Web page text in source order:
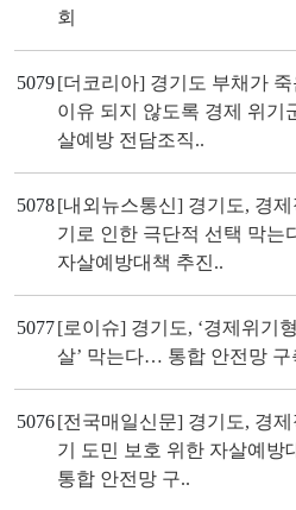
회
5079[더코리아] 경기도 부채가 죽
이유 되지 않도록 경제 위기
살예방 전담조직..
5078[내외뉴스통신] 경기도, 경제
기로 인한 극단적 선택 막는
자살예방대책 추진..
5077[로이슈] 경기도, ‘경제위기
살’ 막는다… 통합 안전망 구
5076[전국매일신문] 경기도, 경제
기 도민 보호 위한 자살예방
통합 안전망 구..